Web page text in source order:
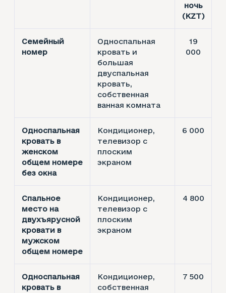
ночь
(KZT)
Семейный
номер
Односпальная
кровать и
большая
двуспальная
кровать,
собственная
ванная комната
19
000
Односпальная
кровать в
женском
общем номере
без окна
Кондиционер,
телевизор с
плоским
экраном
6 000
Спальное
место на
двухъярусной
кровати в
мужском
общем номере
Кондиционер,
телевизор с
плоским
экраном
4 800
Односпальная
кровать в
Кондиционер,
собственная
7 500